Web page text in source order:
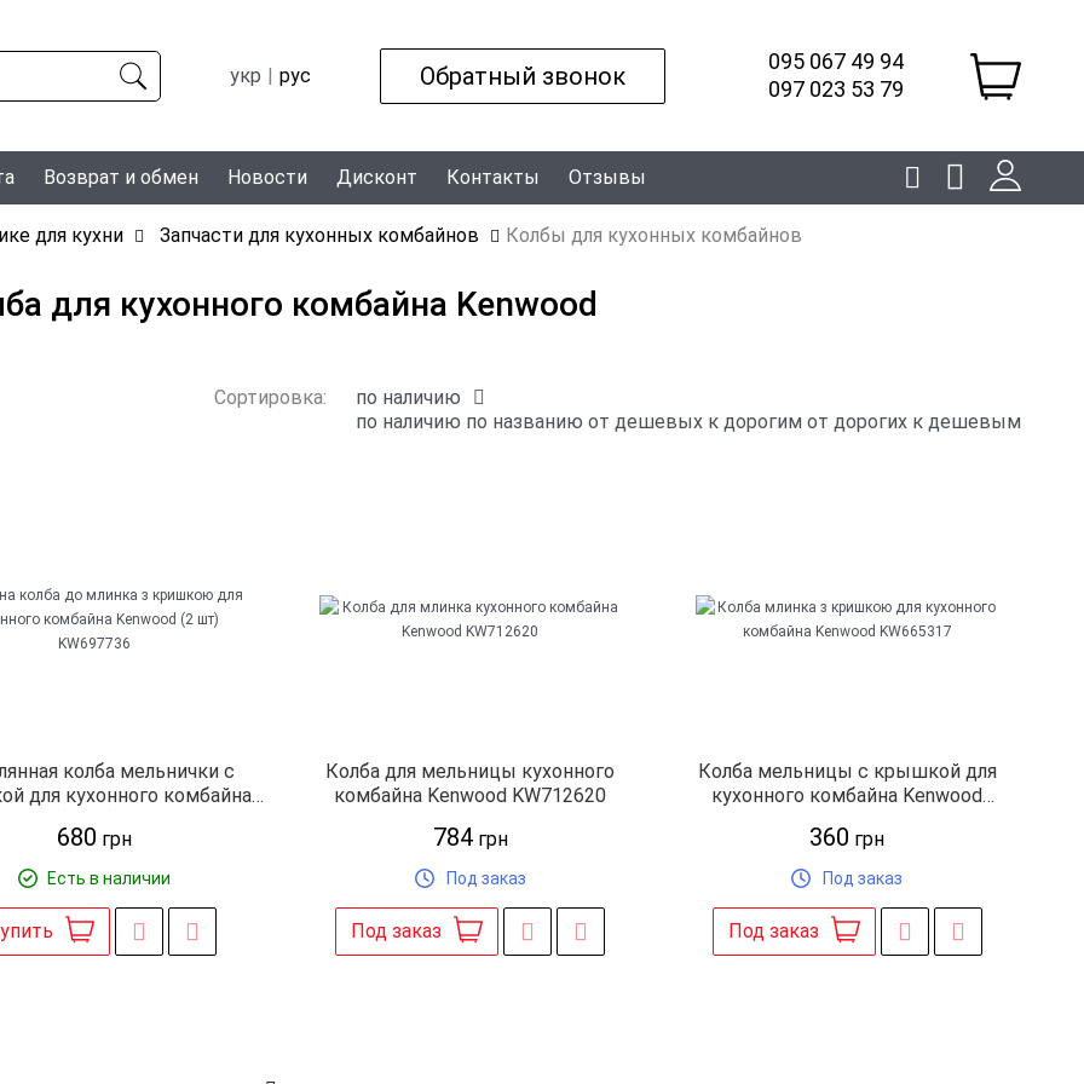
укр рус Обратный звонок
095 067 49 94
097 023 53 79
Возврат и обмен Новости Дисконт Контакты Отзывы
для кухни Запчасти для кухонных комбайнов Колбы для кухонных комбайнов
для кухонного комбайна Kenwood
Сортировка:
по наличию
по наличию по названию от дешевых к дорогим от дорогих к дешевым
колба мельнички с
для кухонного комбайна
680 грн
Есть в наличии
Колба для мельницы кухонного
комбайна Kenwood KW712620
784грн
Под заказ
Под заказ
Колба мельницы с крышкой для
кухонного комбайна Kenwood
360 грн
Под заказ
Под заказ